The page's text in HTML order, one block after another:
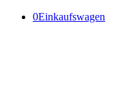
0Einkaufswagen